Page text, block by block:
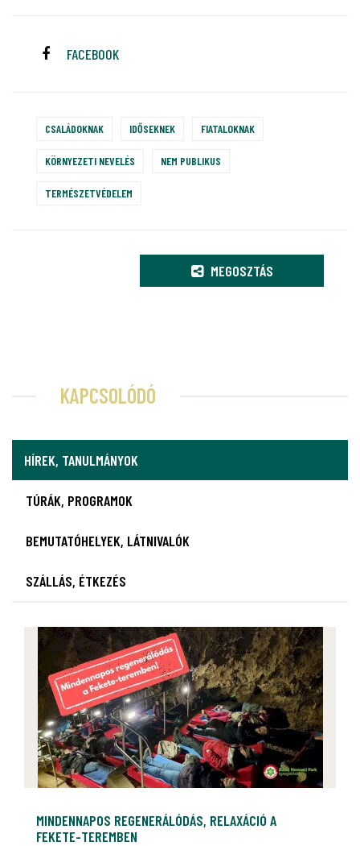
FACEBOOK
CSALÁDOKNAK IDŐSEKNEK FIATALOKNAK
KÖRNYEZETI NEVELÉS NEM PUBLIKUS
TERMÉSZETVÉDELEM
MEGOSZTÁS
KAPCSOLÓDÓ
HÍREK, TANULMÁNYOK
TÚRÁK, PROGRAMOK
BEMUTATÓHELYEK, LÁTNIVALÓK
SZÁLLÁS, ÉTKEZÉS
MINDENNAPOS REGENERÁLÓDÁS, RELAXÁCIÓ A
FEKETE-TEREMBEN